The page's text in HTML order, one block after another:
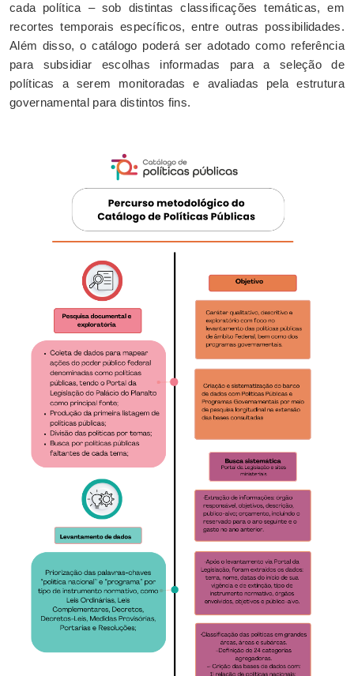
cada política – sob distintas classificações temáticas, em
recortes temporais específicos, entre outras possibilidades.
Além disso, o catálogo poderá ser adotado como referência
para subsidiar escolhas informadas para a seleção de
políticas a serem monitoradas e avaliadas pela estrutura
governamental para distintos fins.